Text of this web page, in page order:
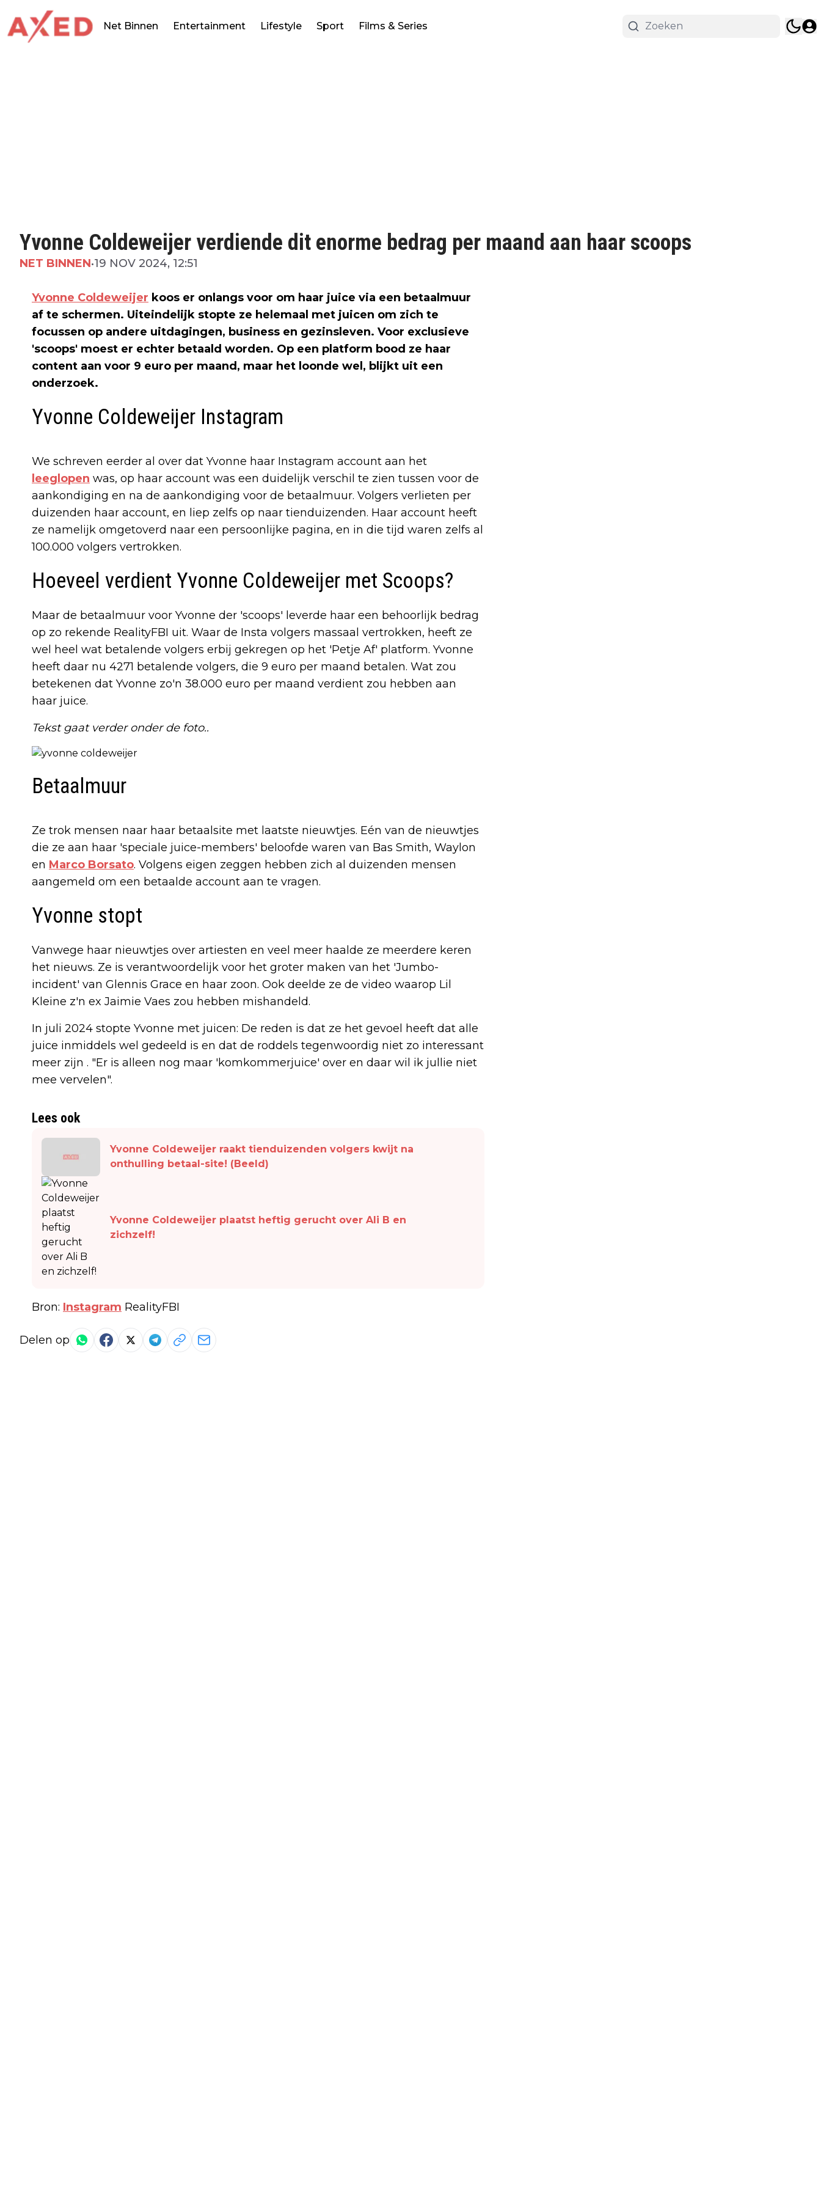
Net Binnen Entertainment Lifestyle Sport Films & Series
Yvonne Coldeweijer verdiende dit enorme bedrag per maand aan haar scoops
NET BINNEN•19 NOV 2024, 12:51
Yvonne Coldeweijer koos er onlangs voor om haar juice via een betaalmuur
af te schermen. Uiteindelijk stopte ze helemaal met juicen om zich te
focussen op andere uitdagingen, business en gezinsleven. Voor exclusieve
'scoops' moest er echter betaald worden. Op een platform bood ze haar
content aan voor 9 euro per maand, maar het loonde wel, blijkt uit een
onderzoek.
Yvonne Coldeweijer Instagram
We schreven eerder al over dat Yvonne haar Instagram account aan het
leeglopen was, op haar account was een duidelijk verschil te zien tussen voor de
aankondiging en na de aankondiging voor de betaalmuur. Volgers verlieten per
duizenden haar account, en liep zelfs op naar tienduizenden. Haar account heeft
ze namelijk omgetoverd naar een persoonlijke pagina, en in die tijd waren zelfs al
100.000 volgers vertrokken.
Hoeveel verdient Yvonne Coldeweijer met Scoops?
Maar de betaalmuur voor Yvonne der 'scoops' leverde haar een behoorlijk bedrag
op zo rekende RealityFBI uit. Waar de Insta volgers massaal vertrokken, heeft ze
wel heel wat betalende volgers erbij gekregen op het 'Petje Af' platform. Yvonne
heeft daar nu 4271 betalende volgers, die 9 euro per maand betalen. Wat zou
betekenen dat Yvonne zo'n 38.000 euro per maand verdient zou hebben aan
haar juice.
Tekst gaat verder onder de foto..
Betaalmuur
Ze trok mensen naar haar betaalsite met laatste nieuwtjes. Eén van de nieuwtjes
die ze aan haar 'speciale juice-members' beloofde waren van Bas Smith, Waylon
en Marco Borsato. Volgens eigen zeggen hebben zich al duizenden mensen
aangemeld om een betaalde account aan te vragen.
Yvonne stopt
Vanwege haar nieuwtjes over artiesten en veel meer haalde ze meerdere keren
het nieuws. Ze is verantwoordelijk voor het groter maken van het 'Jumbo-
incident' van Glennis Grace en haar zoon. Ook deelde ze de video waarop Lil
Kleine z'n ex Jaimie Vaes zou hebben mishandeld.
In juli 2024 stopte Yvonne met juicen: De reden is dat ze het gevoel heeft dat alle
juice inmiddels wel gedeeld is en dat de roddels tegenwoordig niet zo interessant
meer zijn . "Er is alleen nog maar 'komkommerjuice' over en daar wil ik jullie niet
mee vervelen".
Lees ook
Yvonne Coldeweijer raakt tienduizenden volgers kwijt na
onthulling betaal-site! (Beeld)
Yvonne Coldeweijer plaatst heftig gerucht over Ali B en
zichzelf!
Bron: Instagram RealityFBI
Delen op